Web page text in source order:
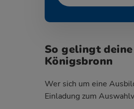
So gelingt
Königsbronn
Wer sich um eine
Einladung zum